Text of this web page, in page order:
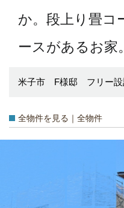
か。段上り畳コ
ースがあるお家。
米子市 F様邸 フリー設
全物件を見る｜全物件